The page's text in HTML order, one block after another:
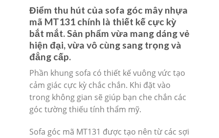
Điểm thu hút của sofa góc mây nhựa
mã MT131 chính là thiết kế cực kỳ
bắt mắt. Sản phẩm vừa mang dáng vẻ
hiện đại, vừa vô cùng sang trọng và
đẳng cấp.
Phần khung sofa có thiết kế vuông vức tạo
cảm giác cực kỳ chắc chắn. Khi đặt vào
trong không gian sẽ giúp bạn che chắn các
góc tường thiếu tính thẩm mỹ.
Sofa góc mã MT131 được tạo nên từ các sợi